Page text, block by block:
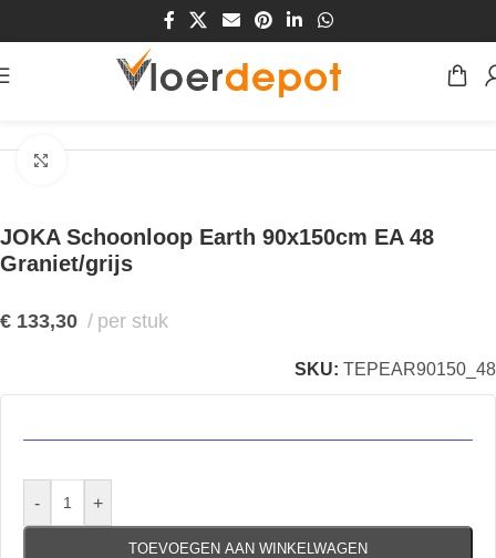
JOKA Schoonloop Earth 90x150cm EA 48
Graniet/grijs
€ 133,30 per stuk
SKU: TEPEAR90150_48
- +
TOEVOEGEN AAN WINKELWAGEN